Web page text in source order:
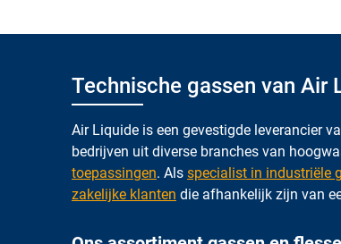
Technische gassen van Air
Air Liquide is een gevestigde leverancier
bedrijven uit diverse branches van
toepassingen. Als specialist in industriële
zakelijke klanten die afhankelijk zijn van